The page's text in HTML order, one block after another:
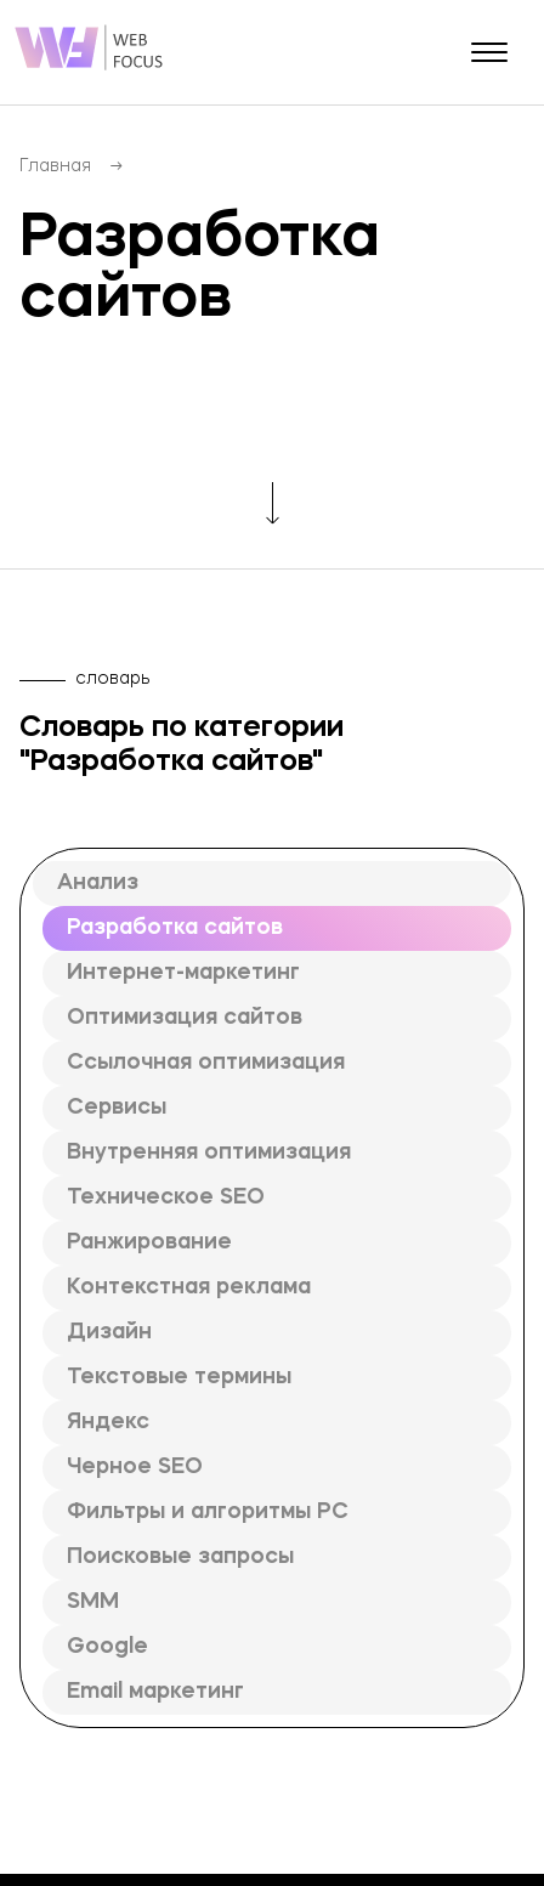
Блог
Портфолио
Брендинг и дизайн
О компании
Главная
Разработка
сайтов
словарь
Словарь по категории
"Разработка сайтов"
Анализ
Разработка сайтов
Интернет-маркетинг
Оптимизация сайтов
Ссылочная оптимизация
Сервисы
Внутренняя оптимизация
Техническое SEO
Ранжирование
Контекстная реклама
Дизайн
Текстовые термины
Яндекс
Черное SEO
Фильтры и алгоритмы PC
Поисковые запросы
SMM
Google
Email маркетинг